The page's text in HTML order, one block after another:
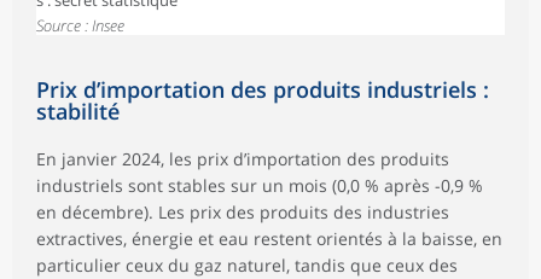
Source : Insee
Prix d’importation des produits industriels :
stabilité
En janvier 2024, les prix d’importation des produits
industriels sont stables sur un mois (0,0 % après -0,9 %
en décembre). Les prix des produits des industries
extractives, énergie et eau restent orientés à la baisse, en
particulier ceux du gaz naturel, tandis que ceux des